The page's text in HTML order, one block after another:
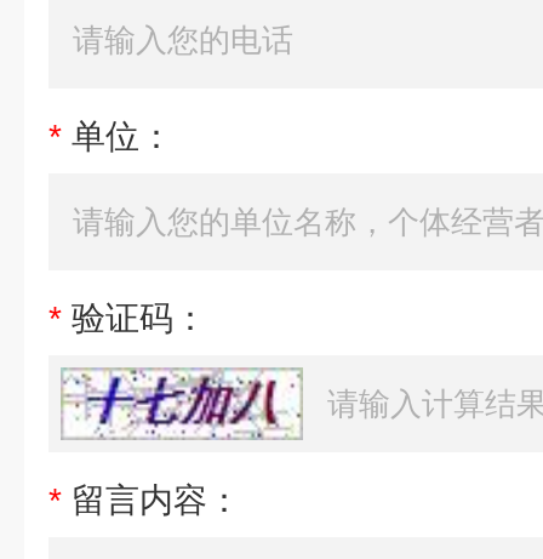
* 单位：
* 验证码：
* 留言内容：